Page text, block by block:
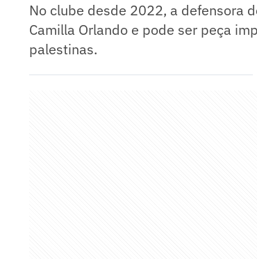
No clube desde 2022, a defensora
Camilla Orlando e pode ser peça
palestinas.